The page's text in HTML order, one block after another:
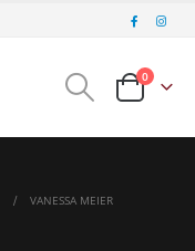
0
VANESSA MEIER